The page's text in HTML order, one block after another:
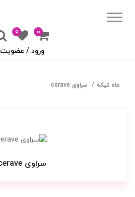
۰
0
ورود / عضویت
ماه تیکه سراوی cerave
سراوی cerave